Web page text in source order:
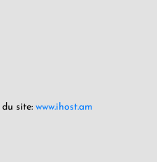
site: www.ihost.am